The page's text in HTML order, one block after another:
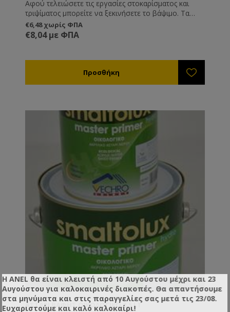
Αφού τελειώσετε τις εργασίες στοκαρίσματος και
τριψίματος μπορείτε να ξεκινήσετε το βάψιμο. Τα
αστάρι είναι το πρώτο υλικό που θα περάσετε. Πάνω
από τα αστάρια βάφετε με τα χρώματα. Αν θα
χρησιμοποιήσετε στη συνέχεια χρώματα οικολογικα
Συνδυάζεται με νερό. Δε συνδυάζεται με χημικούς
€6,48 χωρίς ΦΠΑ
€8,04 με ΦΠΑ
ΑΣΤΆΡΙ ΒΑΦΉΣ ΟΙΚΟΛΟΓΙΚΌ 2,5 LT
Η ANEL θα είναι κλειστή από 10 Αυγούστου μέχρι και 23
Αυγούστου για καλοκαιρινές διακοπές. Θα απαντήσουμε
στα μηνύματα και στις παραγγελίες σας μετά τις 23/08.
Ευχαριστούμε και καλό καλοκαίρι!